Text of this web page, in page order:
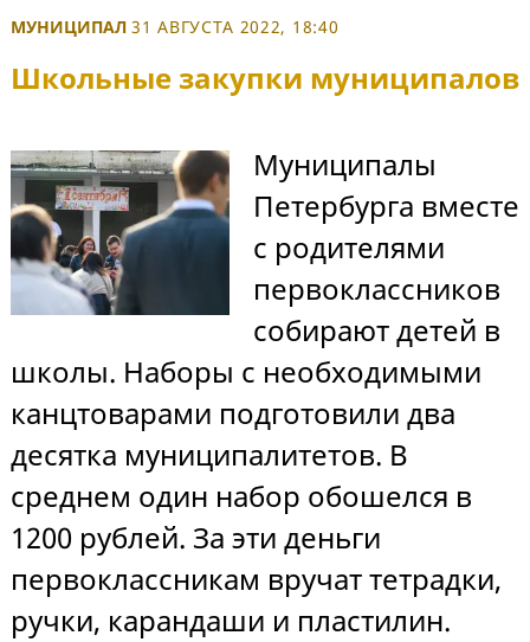
МУНИЦИПАЛ 31 АВГУСТА 2022, 18:40
Школьные закупки муниципалов
Муниципалы
Петербурга вместе
с родителями
первоклассников
собирают детей в
школы. Наборы с необходимыми
канцтоварами подготовили два
десятка муниципалитетов. В
среднем один набор обошелся в
1200 рублей. За эти деньги
первоклассникам вручат тетрадки,
ручки, карандаши и пластилин.